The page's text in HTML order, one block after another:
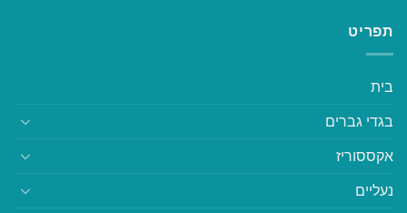
תפריט
בית
בגדי גברים
אקססוריז
נעליים